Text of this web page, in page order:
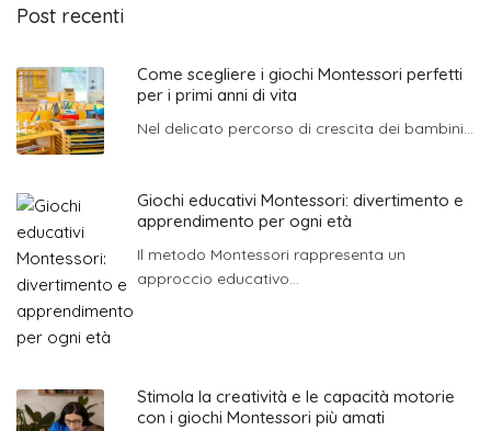
Post recenti
Come scegliere i giochi Montessori perfetti
per i primi anni di vita
Nel delicato percorso di crescita dei bambini...
Giochi educativi Montessori: divertimento e
apprendimento per ogni età
Il metodo Montessori rappresenta un
approccio educativo...
Stimola la creatività e le capacità motorie
con i giochi Montessori più amati